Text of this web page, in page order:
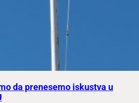
da prenesemo iskustva u